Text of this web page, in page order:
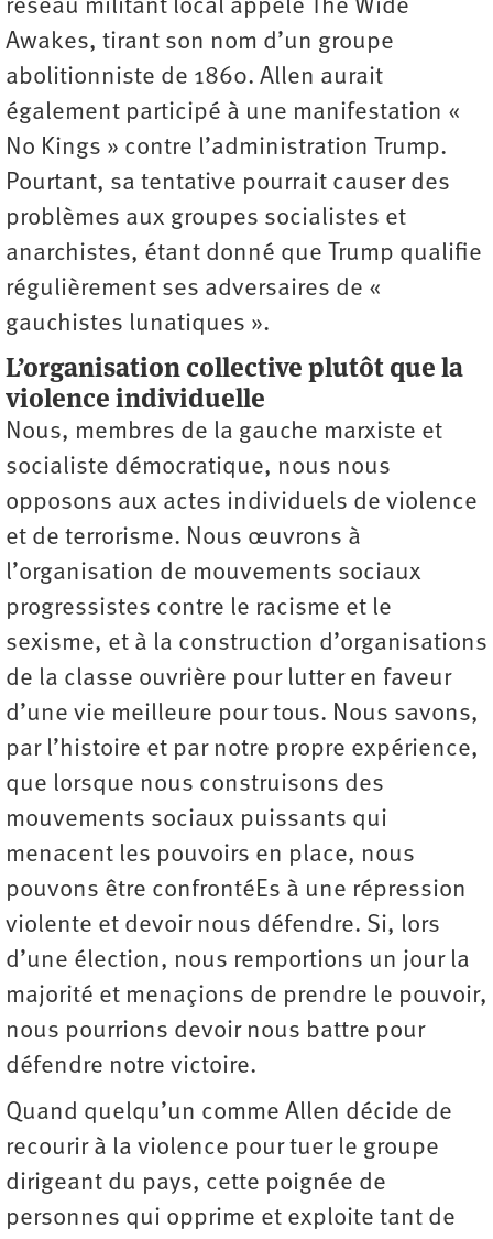
réseau militant local appelé The Wide
Awakes, tirant son nom d’un groupe
abolitionniste de 1860. Allen aurait
également participé à une manifestation «
No Kings » contre l’administration Trump.
Pourtant, sa tentative pourrait causer des
problèmes aux groupes socialistes et
anarchistes, étant donné que Trump qualifie
régulièrement ses adversaires de «
gauchistes lunatiques ».
L’organisation collective plutôt que la
violence individuelle
Nous, membres de la gauche marxiste et
socialiste démocratique, nous nous
opposons aux actes individuels de violence
et de terrorisme. Nous œuvrons à
l’organisation de mouvements sociaux
progressistes contre le racisme et le
sexisme, et à la construction d’organisations
de la classe ouvrière pour lutter en faveur
d’une vie meilleure pour tous. Nous savons,
par l’histoire et par notre propre expérience,
que lorsque nous construisons des
mouvements sociaux puissants qui
menacent les pouvoirs en place, nous
pouvons être confrontéEs à une répression
violente et devoir nous défendre. Si, lors
d’une élection, nous remportions un jour la
majorité et menaçions de prendre le pouvoir,
nous pourrions devoir nous battre pour
défendre notre victoire.
Quand quelqu’un comme Allen décide de
recourir à la violence pour tuer le groupe
dirigeant du pays, cette poignée de
personnes qui opprime et exploite tant de